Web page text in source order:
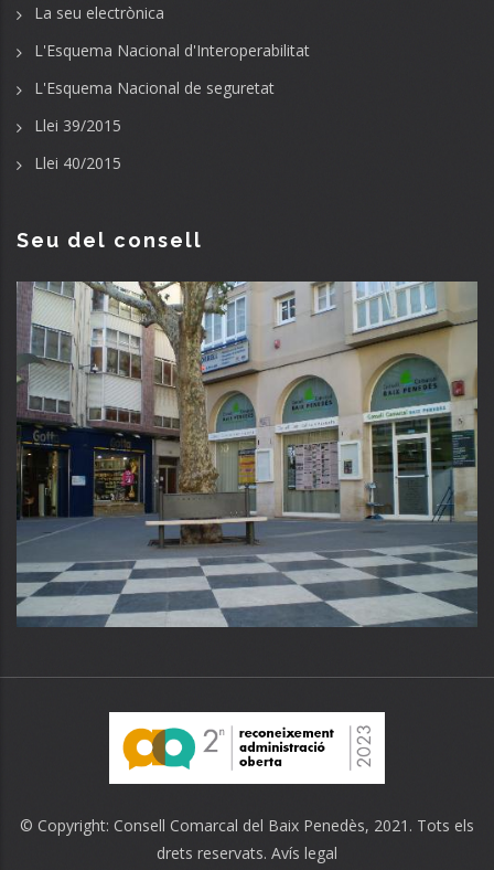
La seu electrònica
L'Esquema Nacional d'Interoperabilitat
L'Esquema Nacional de seguretat
Llei 39/2015
Llei 40/2015
Seu del consell
© Copyright: Consell Comarcal del Baix Penedès, 2021. Tots els
drets reservats. Avís legal